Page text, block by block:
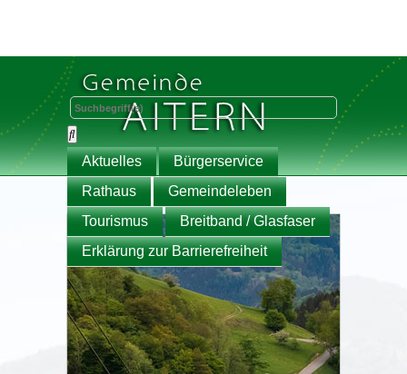
Aktuelles
Bürgerservice
Rathaus
Gemeindeleben
Tourismus
Breitband / Glasfaser
Erklärung zur Barrierefreiheit